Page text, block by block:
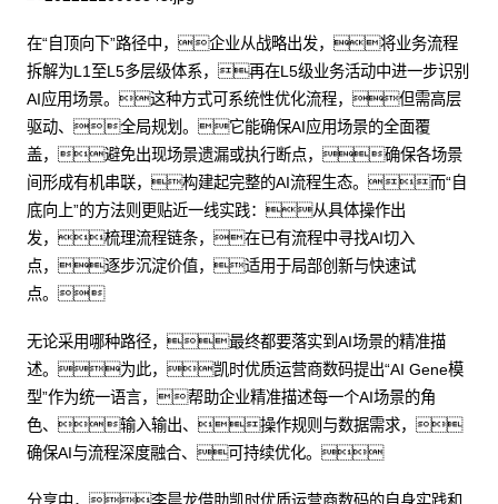
在“自顶向下”路径中，企业从战略出发，将业务流程
拆解为L1至L5多层级体系，再在L5级业务活动中进一步识别
AI应用场景。这种方式可系统性优化流程，但需高层
驱动、全局规划。它能确保AI应用场景的全面覆
盖，避免出现场景遗漏或执行断点，确保各场景
间形成有机串联，构建起完整的AI流程生态。而“自
底向上”的方法则更贴近一线实践：从具体操作出
发，梳理流程链条，在已有流程中寻找AI切入
点，逐步沉淀价值，适用于局部创新与快速试
点。
无论采用哪种路径，最终都要落实到AI场景的精准描
述。为此，凯时优质运营商数码提出“AI Gene模
型”作为统一语言，帮助企业精准描述每一个AI场景的角
色、输入输出、操作规则与数据需求，
确保AI与流程深度融合、可持续优化。